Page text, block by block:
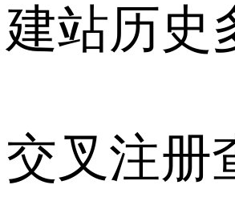
建站历史
交叉注册